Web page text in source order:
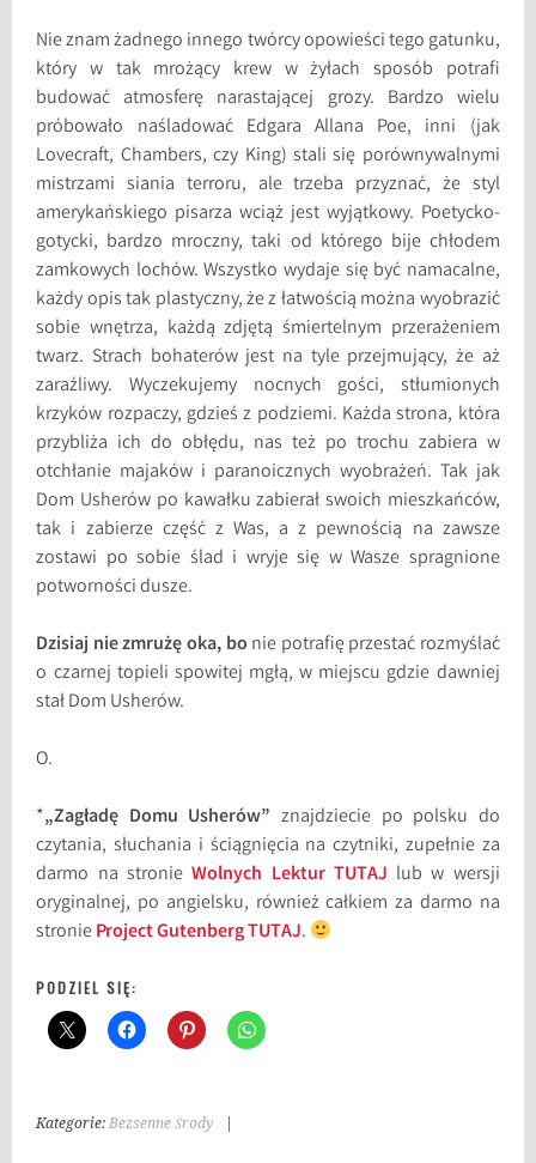
Nie znam żadnego innego twórcy opowieści tego gatunku,
który w tak mrożący krew w żyłach sposób potrafi
budować atmosferę narastającej grozy. Bardzo wielu
próbowało naśladować Edgara Allana Poe, inni (jak
Lovecraft, Chambers, czy King) stali się porównywalnymi
mistrzami siania terroru, ale trzeba przyznać, że styl
amerykańskiego pisarza wciąż jest wyjątkowy. Poetycko-
gotycki, bardzo mroczny, taki od którego bije chłodem
zamkowych lochów. Wszystko wydaje się być namacalne,
każdy opis tak plastyczny, że z łatwością można wyobrazić
sobie wnętrza, każdą zdjętą śmiertelnym przerażeniem
twarz. Strach bohaterów jest na tyle przejmujący, że aż
zaraźliwy. Wyczekujemy nocnych gości, stłumionych
krzyków rozpaczy, gdzieś z podziemi. Każda strona, która
przybliża ich do obłędu, nas też po trochu zabiera w
otchłanie majaków i paranoicznych wyobrażeń. Tak jak
Dom Usherów po kawałku zabierał swoich mieszkańców,
tak i zabierze część z Was, a z pewnością na zawsze
zostawi po sobie ślad i wryje się w Wasze spragnione
potworności dusze.
Dzisiaj nie zmrużę oka, bo nie potrafię przestać rozmyślać
o czarnej topieli spowitej mgłą, w miejscu gdzie dawniej
stał Dom Usherów.
O.
*„Zagładę Domu Usherów” znajdziecie po polsku do
czytania, słuchania i ściągnięcia na czytniki, zupełnie za
darmo na stronieWolnych Lektur TUTAJ lub w wersji
oryginalnej, po angielsku, również całkiem za darmo na
stronieProject Gutenberg TUTAJ.
PODZIEL SIĘ:
Kategorie:Bezsenne Środy